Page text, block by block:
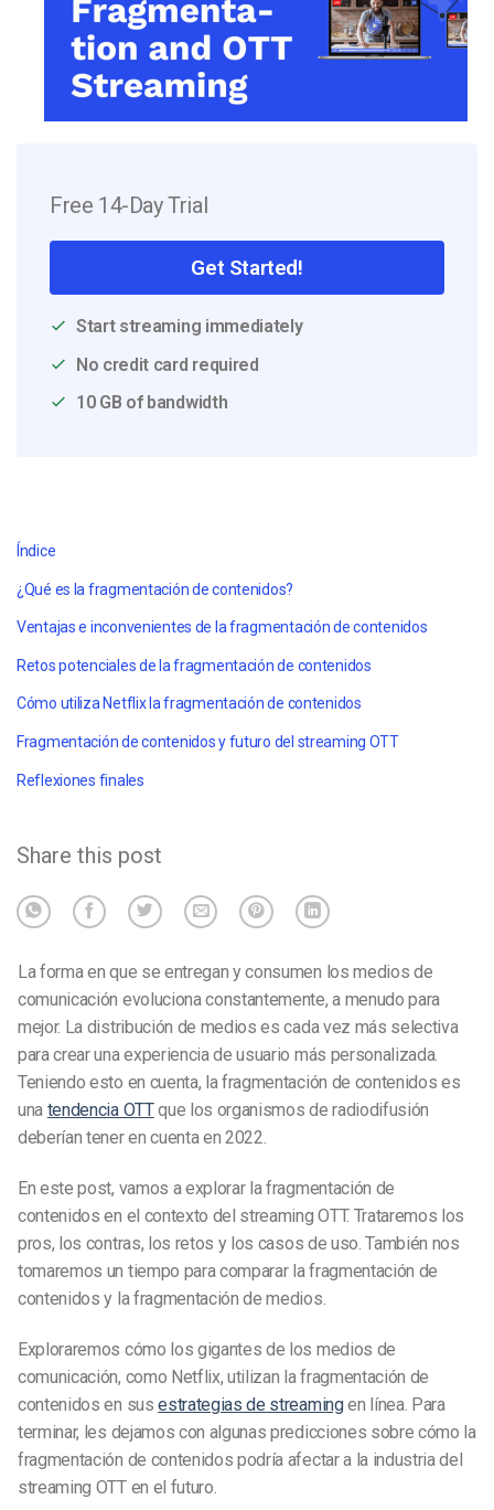
Free 14-Day Trial
Get Started!
Start streaming immediately
No credit card required
10 GB of bandwidth
Índice
¿Qué es la fragmentación de contenidos?
Ventajas e inconvenientes de la fragmentación de contenidos
Retos potenciales de la fragmentación de contenidos
Cómo utiliza Netflix la fragmentación de contenidos
Fragmentación de contenidos y futuro del streaming OTT
Reflexiones finales
Share this post
La forma en que se entregan y consumen los medios de
comunicación evoluciona constantemente, a menudo para
mejor. La distribución de medios es cada vez más selectiva
para crear una experiencia de usuario más personalizada.
Teniendo esto en cuenta, la fragmentación de contenidos es
una tendencia OTTque los organismos de radiodifusión
deberían tener en cuenta en 2022.
En este post, vamos a explorar la fragmentación de
contenidos en el contexto del streaming OTT. Trataremos los
pros, los contras, los retos y los casos de uso. También nos
tomaremos un tiempo para comparar la fragmentación de
contenidos y la fragmentación de medios.
Exploraremos cómo los gigantes de los medios de
comunicación, como Netflix, utilizan la fragmentación de
contenidos en susestrategias de streamingen línea. Para
terminar, les dejamos con algunas predicciones sobre cómo la
fragmentación de contenidos podría afectar a la industria del
streaming OTT en el futuro.